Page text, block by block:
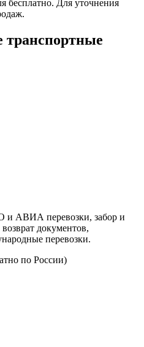
бесплатно. Для уточнения
и АВИА перевозки, забор и
возврат документов,
перевозки.
по России)